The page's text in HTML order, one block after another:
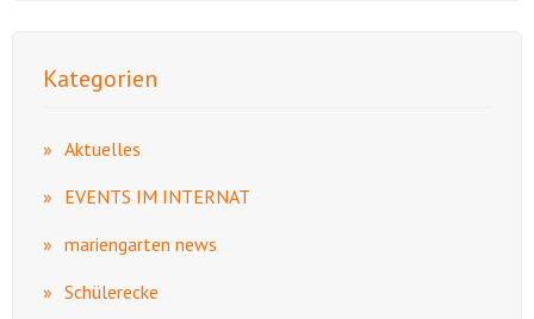
Kategorien
Aktuelles
EVENTS IM INTERNAT
mariengarten news
Schülerecke